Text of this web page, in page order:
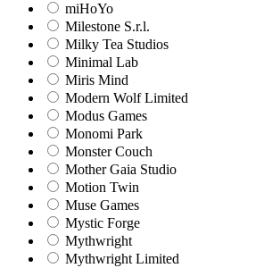
miHoYo
Milestone S.r.l.
Milky Tea Studios
Minimal Lab
Miris Mind
Modern Wolf Limited
Modus Games
Monomi Park
Monster Couch
Mother Gaia Studio
Motion Twin
Muse Games
Mystic Forge
Mythwright
Mythwright Limited